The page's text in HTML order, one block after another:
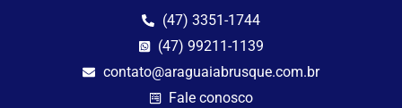
(47) 3351-1744
(47) 99211-1139
contato@araguaiabrusque.com.br
Fale conosco